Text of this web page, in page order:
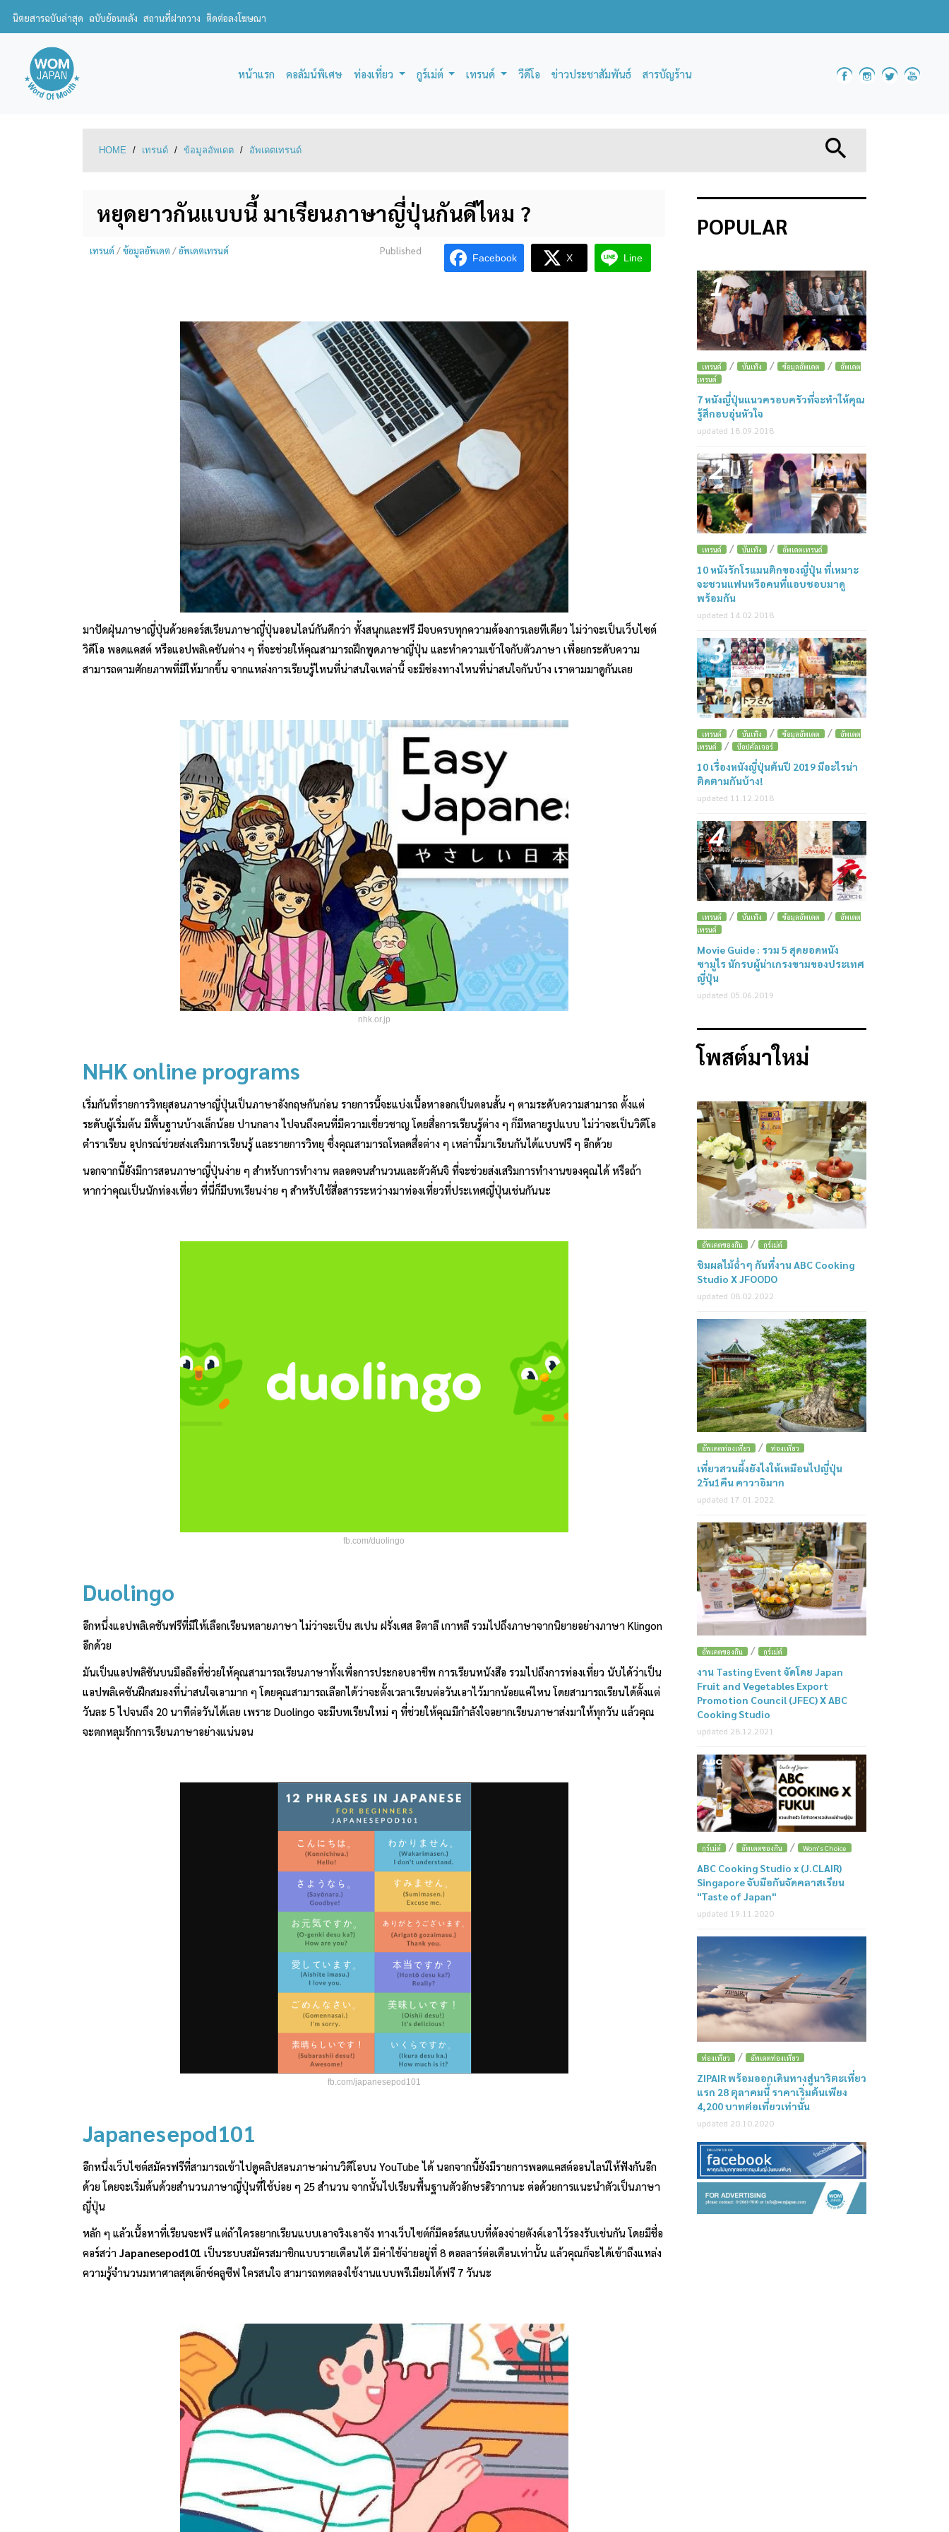
นิตยสารฉบับล่าสุด ฉบับย้อนหลัง สถานที่ฝากวาง ติดต่อลงโฆษณา
หน้าแรก คอลัมน์พิเศษ ท่องเที่ยว กูร์เม่ต์ เทรนด์ วีดีโอ ข่าวประชาสัมพันธ์ สารบัญร้าน
HOME / เทรนด์ / ข้อมูลอัพเดต / อัพเดตเทรนด์
หยุดยาวกันแบบนี้ มาเรียนภาษาญี่ปุ่นกันดีไหม ?
เทรนด์/ข้อมูลอัพเดต /อัพเดตเทรนด์ Published
Facebook X Line
มาปัดฝุ่นภาษาญี่ปุ่นด้วยคอร์สเรียนภาษาญี่ปุ่นออนไลน์กันดีกว่า ทั้งสนุกและฟรี มีจบครบทุกความต้องการเลยทีเดียว ไม่ว่าจะเป็นเว็บไซต์
วิดีโอ พอดแคสต์ หรือแอปพลิเคชันต่าง ๆ ที่จะช่วยให้คุณสามารถฝึกพูดภาษาญี่ปุ่น และทำความเข้าใจกับตัวภาษา เพื่อยกระดับความ
สามารถตามศักยภาพที่มีให้มากขึ้น จากแหล่งการเรียนรู้ไหนที่น่าสนใจเหล่านี้ จะมีช่องทางไหนที่น่าสนใจกันบ้าง เราตามมาดูกันเลย
nhk.or.jp
NHK online programs
เริ่มกันที่รายการวิทยุสอนภาษาญี่ปุ่นเป็นภาษาอังกฤษกันก่อน รายการนี้จะแบ่งเนื้อหาออกเป็นตอนสั้น ๆ ตามระดับความสามารถ ตั้งแต่
ระดับผู้เริ่มต้น มีพื้นฐานบ้างเล็กน้อย ปานกลาง ไปจนถึงคนที่มีความเชี่ยวชาญ โดยสื่อการเรียนรู้ต่าง ๆ ก็มีหลายรูปแบบ ไม่ว่าจะเป็นวิดีโอ
ตำราเรียน อุปกรณ์ช่วยส่งเสริมการเรียนรู้ และรายการวิทยุ ซึ่งคุณสามารถโหลดสื่อต่าง ๆ เหล่านี้มาเรียนกันได้แบบฟรี ๆ อีกด้วย
นอกจากนี้ยังมีการสอนภาษาญี่ปุ่นง่าย ๆ สำหรับการทำงาน ตลอดจนสำนวนและตัวคันจิ ที่จะช่วยส่งเสริมการทำงานของคุณได้ หรือถ้า
หากว่าคุณเป็นนักท่องเที่ยว ที่นี่ก็มีบทเรียนง่าย ๆ สำหรับใช้สื่อสารระหว่างมาท่องเที่ยวที่ประเทศญี่ปุ่นเช่นกันนะ
fb.com/duolingo
Duolingo
อีกหนึ่งแอปพลิเคชันฟรีที่มีให้เลือกเรียนหลายภาษา ไม่ว่าจะเป็น สเปน ฝรั่งเศส อิตาลี เกาหลี รวมไปถึงภาษาจากนิยายอย่างภาษา Klingon
อีกด้วย
มันเป็นแอปพลิชันบนมือถือที่ช่วยให้คุณสามารถเรียนภาษาทั้งเพื่อการประกอบอาชีพ การเรียนหนังสือ รวมไปถึงการท่องเที่ยว นับได้ว่าเป็น
แอปพลิเคชันฝึกสมองที่น่าสนใจเอามาก ๆ โดยคุณสามารถเลือกได้ว่าจะตั้งเวลาเรียนต่อวันเอาไว้มากน้อยแค่ไหน โดยสามารถเรียนได้ตั้งแต่
วันละ 5 ไปจนถึง 20 นาทีต่อวันได้เลย เพราะ Duolingo จะมีบทเรียนใหม่ ๆ ที่ช่วยให้คุณมีกำลังใจอยากเรียนภาษาส่งมาให้ทุกวัน แล้วคุณ
จะตกหลุมรักการเรียนภาษาอย่างแน่นอน
fb.com/japanesepod101
Japanesepod101
อีกหนึ่งเว็บไซต์สมัครฟรีที่สามารถเข้าไปดูคลิปสอนภาษาผ่านวิดีโอบน YouTube ได้ นอกจากนี้ยังมีรายการพอดแคสต์ออนไลน์ให้ฟังกันอีก
ด้วย โดยจะเริ่มต้นด้วยสำนวนภาษาญี่ปุ่นที่ใช้บ่อย ๆ 25 สำนวน จากนั้นไปเรียนพื้นฐานตัวอักษรฮิรากานะ ต่อด้วยการแนะนำตัวเป็นภาษา
ญี่ปุ่น
หลัก ๆ แล้วเนื้อหาที่เรียนจะฟรี แต่ถ้าใครอยากเรียนแบบเอาจริงเอาจัง ทางเว็บไซต์ก็มีคอร์สแบบที่ต้องจ่ายตังค์เอาไว้รองรับเช่นกัน โดยมีชื่อ
คอร์สว่า Japanesepod101 เป็นระบบสมัครสมาชิกแบบรายเดือนได้ มีค่าใช้จ่ายอยู่ที่ 8 ดอลลาร์ต่อเดือนเท่านั้น แล้วคุณก็จะได้เข้าถึงแหล่ง
ความรู้จำนวนมหาศาลสุดเอ็กซ์คลูซีฟ ใครสนใจ สามารถทดลองใช้งานแบบพรีเมียมได้ฟรี 7 วันนะ
POPULAR
1
เทรนด์ / บันเทิง / ข้อมูลอัพเดต /
อัพเดต
เทรนด์
7 หนังญี่ปุ่นแนวครอบครัวที่จะทำให้คุณ
รู้สึกอบอุ่นหัวใจ
updated 18.09.2018
2
เทรนด์ / บันเทิง / อัพเดตเทรนด์
10 หนังรักโรแมนติกของญี่ปุ่น ที่เหมาะ
จะชวนแฟนหรือคนที่แอบชอบมาดู
พร้อมกัน
updated 14.02.2018
3
เทรนด์ / บันเทิง / ข้อมูลอัพเดต /
อัพเดต
เทรนด์
/ ป๊อปคัลเจอร์
10 เรื่องหนังญี่ปุ่นต้นปี 2019 มีอะไรน่า
ติดตามกันบ้าง!
updated 11.12.2018
4
เทรนด์ / บันเทิง / ข้อมูลอัพเดต /
อัพเดต
เทรนด์
Movie Guide : รวม 5 สุดยอดหนัง
ซามูไร นักรบผู้น่าเกรงขามของประเทศ
ญี่ปุ่น
updated 05.06.2019
โพสต์มาใหม่
อัพเดตของกิน / กูร์เม่ต์
ชิมผลไม้ฉ่ำๆ กันที่งาน ABC Cooking
Studio X JFOODO
updated 08.02.2022
อัพเดตท่องเที่ยว / ท่องเที่ยว
เที่ยวสวนผึ้งยังไงให้เหมือนไปญี่ปุ่น
2วัน1คืน คาวาอิมาก
updated 17.01.2022
อัพเดตของกิน / กูร์เม่ต์
งาน Tasting Event จัดโดย Japan
Fruit and Vegetables Export
Promotion Council (JFEC) X ABC
Cooking Studio
updated 28.12.2021
กูร์เม่ต์ / อัพเดตของกิน / Wom's Choice
ABC Cooking Studio x (J.CLAIR)
Singapore จับมือกันจัดคลาสเรียน
"Taste of Japan"
updated 19.11.2020
ท่องเที่ยว / อัพเดตท่องเที่ยว
ZIPAIR พร้อมออกเดินทางสู่นาริตะเที่ยว
แรก 28 ตุลาคมนี้ ราคาเริ่มต้นเพียง
4,200 บาทต่อเที่ยวเท่านั้น
updated 20.10.2020